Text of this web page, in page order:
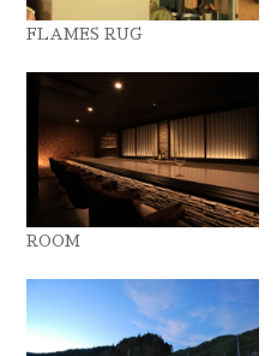
FLAMES RUG
ROOM